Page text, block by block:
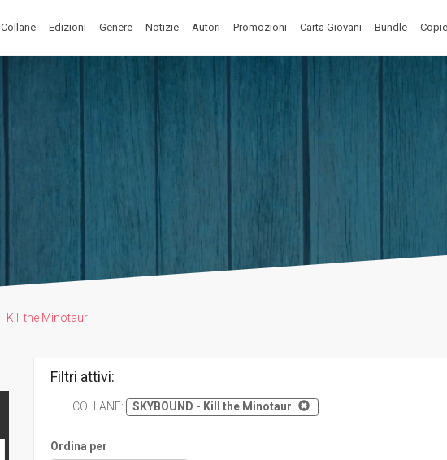
Collane Edizioni Genere Notizie Autori Promozioni Carta Giovani Bundle
Kill the Minotaur
Filtri attivi:
COLLANE: SKYBOUND - Kill the Minotaur
Ordina per